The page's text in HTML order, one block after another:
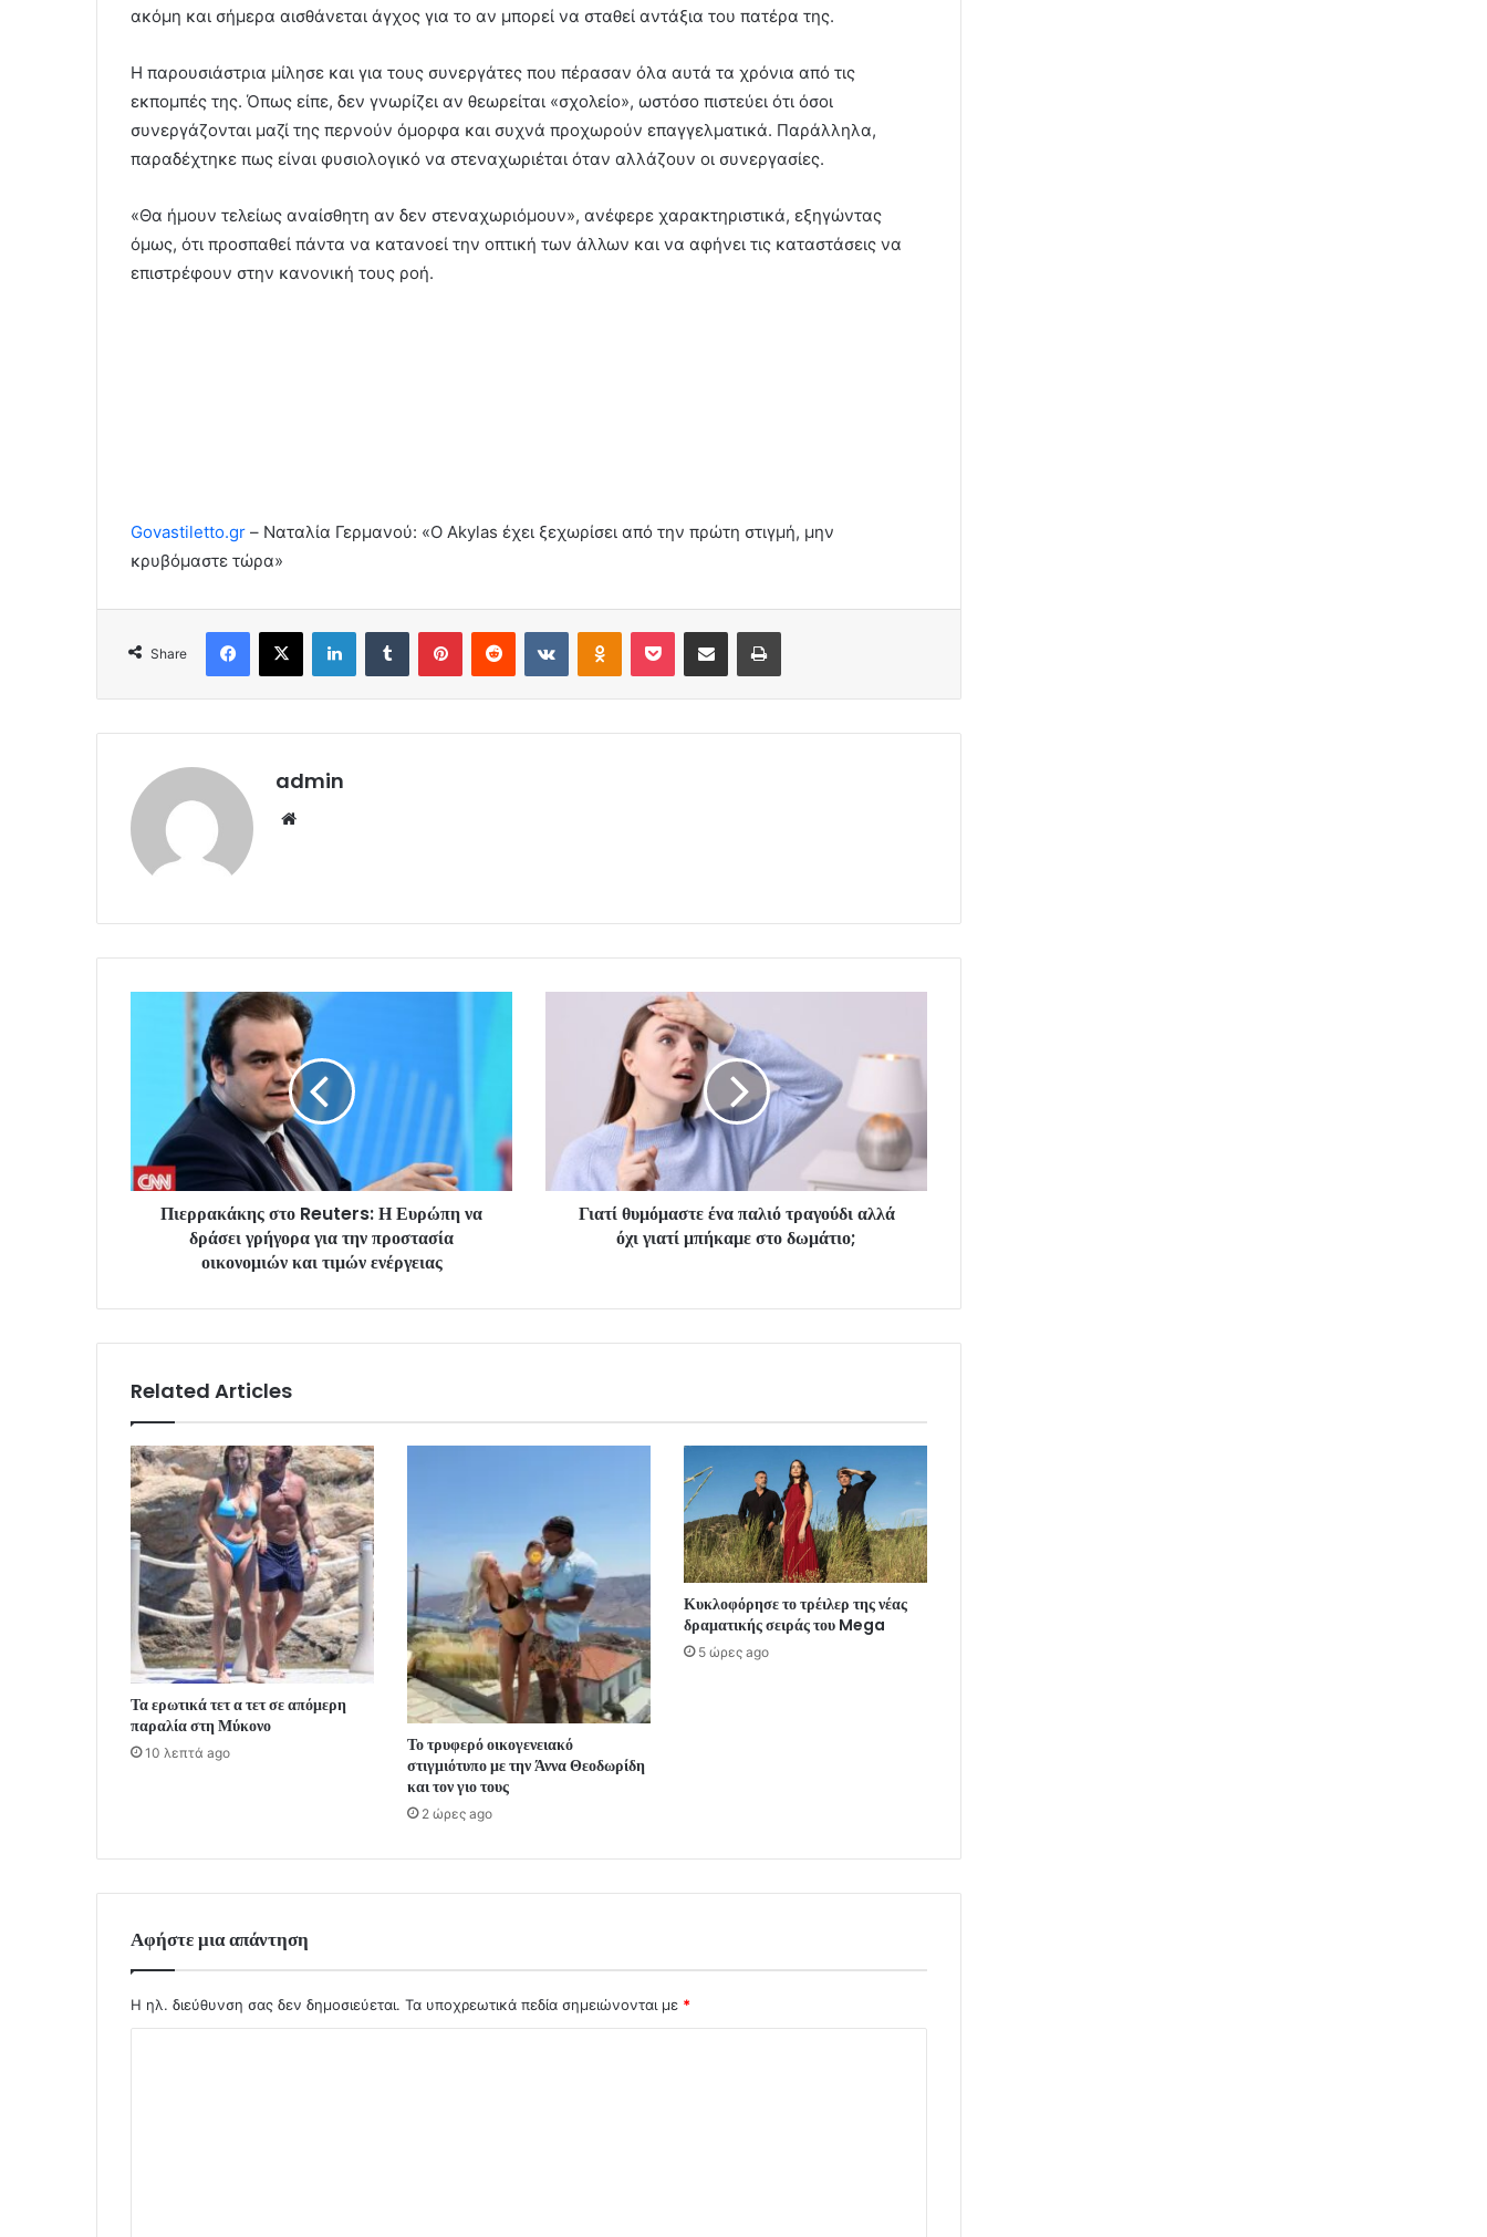
ακόμη και σήμερα αισθάνεται άγχος για το αν μπορεί να σταθεί αντάξια του πατέρα της.
Η παρουσιάστρια μίλησε και για τους συνεργάτες που πέρασαν όλα αυτά τα χρόνια από τις
εκπομπές της. Όπως είπε, δεν γνωρίζει αν θεωρείται «σχολείο», ωστόσο πιστεύει ότι όσοι
συνεργάζονται μαζί της περνούν όμορφα και συχνά προχωρούν επαγγελματικά. Παράλληλα,
παραδέχτηκε πως είναι φυσιολογικό να στεναχωριέται όταν αλλάζουν οι συνεργασίες.
«Θα ήμουν τελείως αναίσθητη αν δεν στεναχωριόμουν», ανέφερε χαρακτηριστικά, εξηγώντας
όμως, ότι προσπαθεί πάντα να κατανοεί την οπτική των άλλων και να αφήνει τις καταστάσεις να
επιστρέφουν στην κανονική τους ροή.
Govastiletto.gr – Ναταλία Γερμανού: «Ο Akylas έχει ξεχωρίσει από την πρώτη στιγμή, μην
κρυβόμαστε τώρα»
Share
Facebook
X LinkedInTumblr PinterestReddit VKontakteOdnoklassniki
Pocket Share via Email Print
admin
Πιερρακάκης στο Reuters: Η Ευρώπη να
δράσει γρήγορα για την προστασία
οικονομιών και τιμών ενέργειας
Γιατί θυμόμαστε ένα παλιό τραγούδι αλλά
όχι γιατί μπήκαμε στο δωμάτιο;
Related Articles
Τα ερωτικά τετ α τετ σε απόμερη
παραλία στη Μύκονο
10 λεπτά ago
Το τρυφερό οικογενειακό
στιγμιότυπο με την Άννα Θεοδωρίδη
και τον γιο τους
2 ώρες ago
Κυκλοφόρησε το τρέιλερ της νέας
δραματικής σειράς του Mega
5 ώρες ago
Αφήστε μια απάντηση
Η ηλ. διεύθυνση σας δεν δημοσιεύεται. Τα υποχρεωτικά πεδία σημειώνονται με *